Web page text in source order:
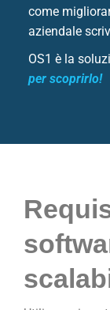
come
aziendale
OS1 è la
per scoprirlo!